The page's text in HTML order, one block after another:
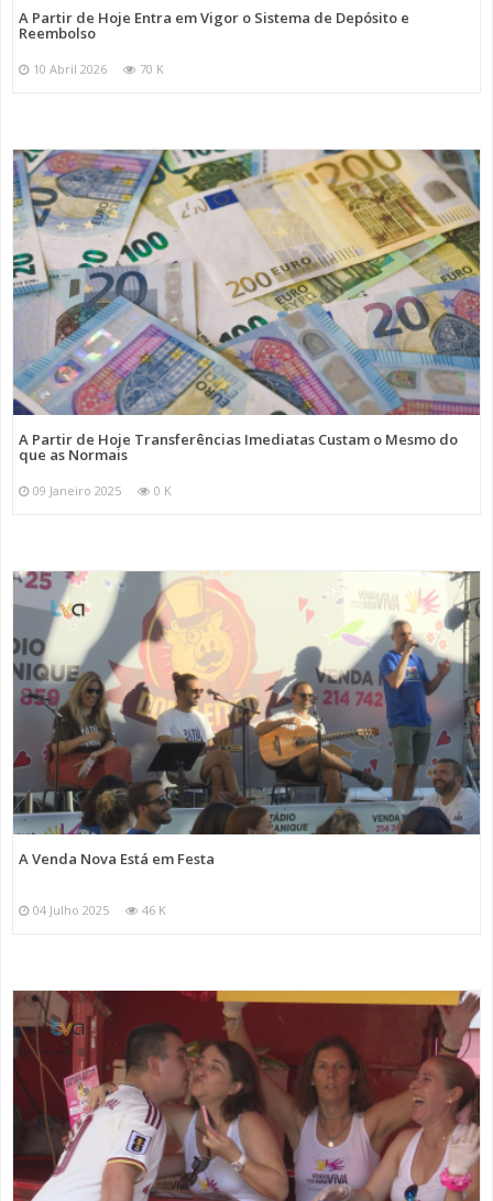
A Partir de Hoje Entra em Vigor o Sistema de Depósito e
Reembolso
10 Abril 2026 70 K
A Partir de Hoje Transferências Imediatas Custam o Mesmo do
que as Normais
09 Janeiro 2025 0 K
A Venda Nova Está em Festa
04 Julho 2025 46 K